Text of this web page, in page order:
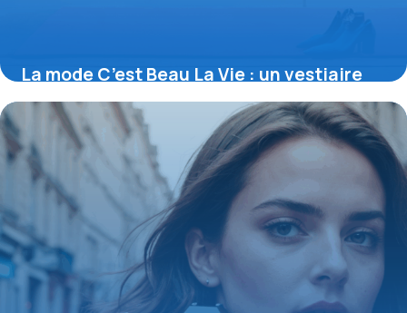
La mode C’est Beau La Vie : un vestiaire
optimiste et accessible pour toutes
16 juin 2026